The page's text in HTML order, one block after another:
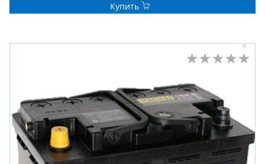
ЗИМНИЕ
Купить